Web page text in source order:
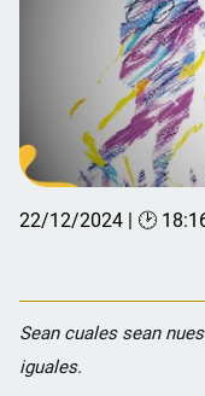
22/12/2024 | 🕑
Sean cuales sean
iguales.